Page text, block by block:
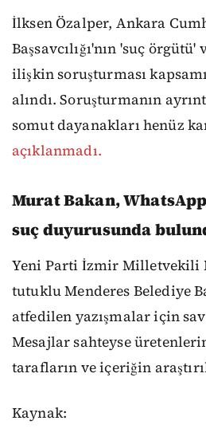
İlksen Özalper, Ankara
Başsavcılığı'nın 'suç
ilişkin soruşturması
alındı. Soruşturmanın
somut dayanakları henüz
açıklanmadı.
Murat Bakan,
suç duyurusunda
Yeni Parti İzmir Milletvekili
tutuklu Menderes Belediye
atfedilen yazışmalar için
Mesajlar sahteyse
tarafların ve içeriğin
Kaynak: